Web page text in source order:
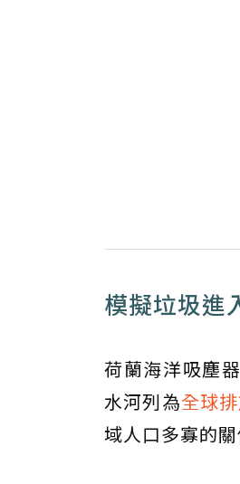
模擬垃圾進
荷蘭海洋吸塵
水河列為全球
域人口多寡的